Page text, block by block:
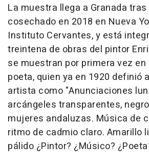
La muestra llega a Granada
cosechado en 2018 en Nueva
Instituto Cervantes, y está
treintena de obras del pintor
se muestran por primera vez en
poeta, quien ya en 1920 definió
artista como "Anunciaciones
arcángeles transparentes,
mujeres andaluzas. Música de
ritmo de cadmio claro. Amarillo
pálido ¿Pintor? ¿Músico?